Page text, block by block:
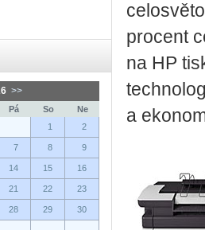
>>
Pá So
Ne
1
2
7 8 9
14 15 16
21 22 23
28 29 30
procent
na HP
a